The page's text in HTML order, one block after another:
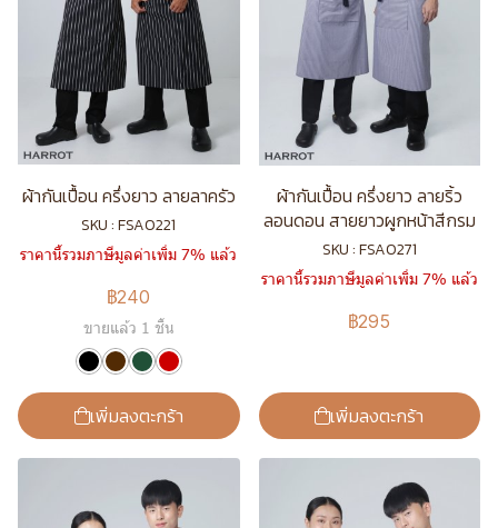
ผ้ากันเปื้อน ครึ่งยาว ลายลาครัว
SKU : FSA0221
ราคานี้รวมภาษีมูลค่าเพิ่ม 7% แล้ว
฿240
ขายแล้ว 1 ชิ้น
เพิ่มลงตะกร้า
ผ้ากันเปื้อน ครึ่งยาว ลายริ้ว
ลอนดอน สายยาวผูกหน้าสีกรม
SKU : FSA0271
ราคานี้รวมภาษีมูลค่าเพิ่ม 7% แล้ว
฿295
เพิ่มลงตะกร้า